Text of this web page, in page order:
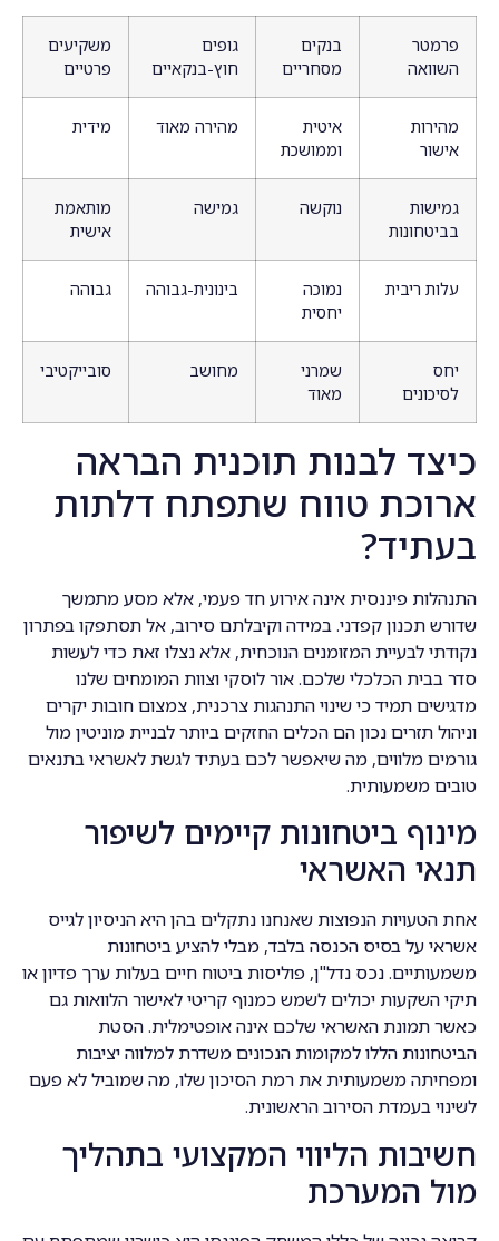
פרמטר
השוואה
בנקים
מסחריים
גופים
חוץ-בנקאיים
משקיעים
פרטיים
מהירות
אישור
איטית
וממושכת
מהירה מאוד מידית
גמישות
בביטחונות
נוקשה גמישה
מותאמת
אישית
עלות ריבית
נמוכה
יחסית
בינונית-גבוהה גבוהה
יחס
לסיכונים
שמרני
מאוד
מחושב סובייקטיבי
כיצד לבנות תוכנית הבראה
ארוכת טווח שתפתח דלתות
בעתיד?
התנהלות פיננסית אינה אירוע חד פעמי, אלא מסע מתמשך
שדורש תכנון קפדני. במידה וקיבלתם סירוב, אל תסתפקו בפתרון
נקודתי לבעיית המזומנים הנוכחית, אלא נצלו זאת כדי לעשות
סדר בבית הכלכלי שלכם. אור לוסקי וצוות המומחים שלנו
מדגישים תמיד כי שינוי התנהגות צרכנית, צמצום חובות יקרים
וניהול תזרים נכון הם הכלים החזקים ביותר לבניית מוניטין מול
גורמים מלווים, מה שיאפשר לכם בעתיד לגשת לאשראי בתנאים
טובים משמעותית.
מינוף ביטחונות קיימים לשיפור
תנאי האשראי
אחת הטעויות הנפוצות שאנחנו נתקלים בהן היא הניסיון לגייס
אשראי על בסיס הכנסה בלבד, מבלי להציע ביטחונות
משמעותיים. נכס נדל"ן, פוליסות ביטוח חיים בעלות ערך פדיון או
תיקי השקעות יכולים לשמש כמנוף קריטי לאישור הלוואות גם
כאשר תמונת האשראי שלכם אינה אופטימלית. הסטת
הביטחונות הללו למקומות הנכונים משדרת למלווה יציבות
ומפחיתה משמעותית את רמת הסיכון שלו, מה שמוביל לא פעם
לשינוי בעמדת הסירוב הראשונית.
חשיבות הליווי המקצועי בתהליך
מול המערכת